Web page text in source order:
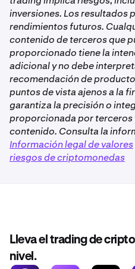
inversiones. Los resultados
rendimientos futuros.
contenido de terceros que
proporcionado tiene la
adicional y no debe
recomendación de
puntos de vista ajenos a la
garantiza la precisión o
proporcionada por terceros
contenido. Consulta la
Información legal de valores
riesgos de criptomonedas
Lleva el trading de
nivel.